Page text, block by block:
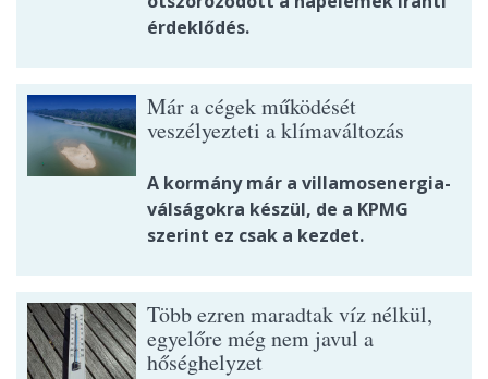
érdeklődés.
Már a cégek működését
veszélyezteti a klímaváltozás
A kormány már a villamosenergia-
válságokra készül, de a KPMG
szerint ez csak a kezdet.
Több ezren maradtak víz nélkül,
egyelőre még nem javul a
hőséghelyzet